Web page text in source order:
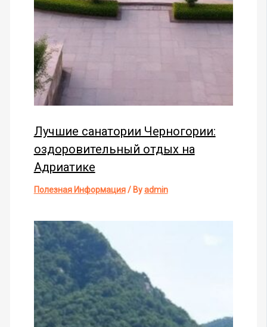
Лучшие санатории Черногории:
оздоровительный отдых на
Адриатике
Полезная Информация/ Byadmin